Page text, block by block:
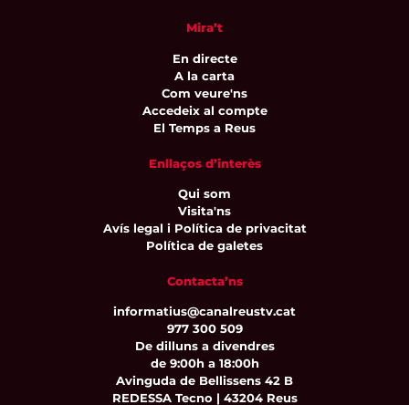
Mira’t
En directe
A la carta
Com veure'ns
Accedeix al compte
El Temps a Reus
Enllaços d’interès
Qui som
Visita'ns
Avís legal i Política de privacitat
Política de galetes
Contacta’ns
informatius@canalreustv.cat
977 300 509
De dilluns a divendres
de 9:00h a 18:00h
Avinguda de Bellissens 42 B
REDESSA Tecno | 43204 Reus